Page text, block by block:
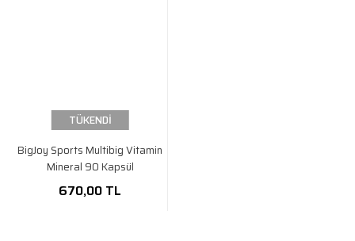
TÜKENDİ
BigJoy Sports Multibig Vitamin
Mineral 90 Kapsül
670,00 TL